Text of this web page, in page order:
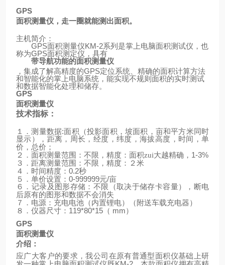
GPS
面积测量仪，走一圈就能测出面积。
主机简介：
GPS面积测量仪KM-2系列是掌上电脑面积测试仪，也
称为GPS面积测定仪，具有
带导航功能的面积测量仪
，集成了解高精度的GPS定位系统、精确的面积计算方法
和智能化的掌上电脑系统，能实现不规则面积的实时测试
和数据智能化处理和储存。
GPS
面积测量仪
技术指标：
１．测量数据:面积（投影面积，坡面积，亩和平方米同时
显示），距离，周长，经度，纬度，海拔高度，时间，单
价，总价；
２．面积测量范围：不限，精度：面积zui大越精确， 1-3%
３．距离测量范围：不限，精度：２米
４．时间精度： 0.2秒
５．单价设置： 0-999999元/亩
６．记录及图形存储：不限（取决于储存卡容量），断电
后原有的图形和数据不会消失
７．电源：充电电池（内置锂电）
（ 附送车载充电器）
８．仪器尺寸： 119*80*15 （ mm）
GPS
面积测量仪
介绍：
应广大客户的要求，我公司在原有普通型面积仪基础上研